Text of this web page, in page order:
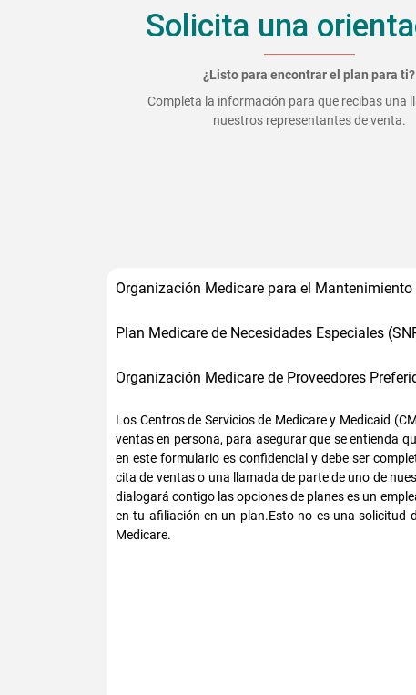
Solicita una
¿Listo para encontrar el plan para ti?
Completa la información para que recibas una
nuestros representantes de venta.
Organización Medicare para el
Plan Medicare de Necesidades Especiales
Organización Medicare de Proveedores
Los Centros de Servicios de Medicare y Medicaid
ventas en persona, para asegurar que se entienda
en este formulario es confidencial y debe ser
cita de ventas o una llamada de parte de uno de
dialogará contigo las opciones de planes es un
en tu afiliación en un plan.Esto no es una
Medicare.